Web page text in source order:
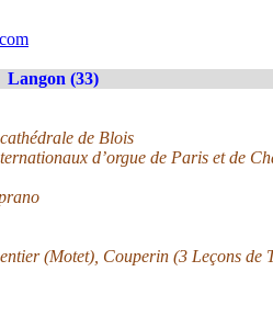
Langon (33)
de Blois
d’orgue de Paris et de
(Motet), Couperin (3 Leçons de